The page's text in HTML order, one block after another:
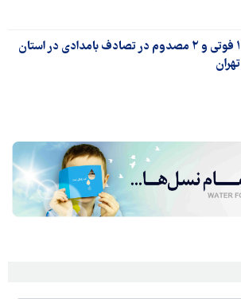
۱ فوتی و ۲ مصدوم در تصادف بامدادی در استان
تهران